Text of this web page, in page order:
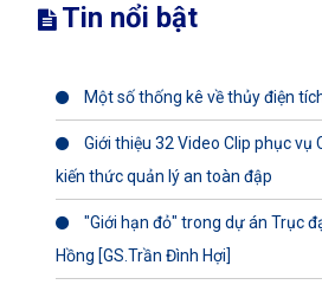
Tin nổi bật
Một số thống kê về thủy điện
Giới thiệu 32 Video Clip phục
kiến thức quản lý an toàn đập
"Giới hạn đỏ" trong dự án Trục
Hồng [GS.Trần Đình Hợi]